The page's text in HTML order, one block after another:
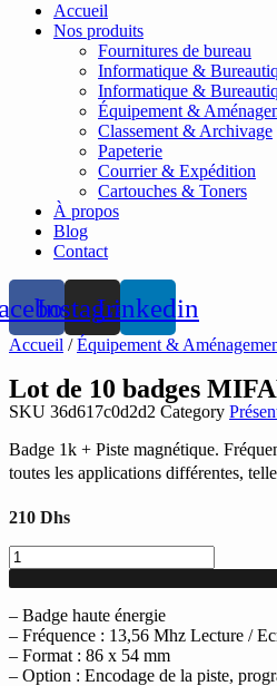
Accueil
Nos produits
Fournitures de bureau
Informatique &
Informatique &
Équipement &
Classement & Archivage
Papeterie
Courrier & Expédition
Cartouches & Toners
À propos
Blog
Contact
InstagramLinkedin
Accueil /Équipement &
Lot de 10 badges
SKU 36d617c0d2d2 Category
Badge 1k + Piste magnétique.
toutes les applications différentes,
210 Dhs
quantité
de
Lot
de
10
badges
MIFARE
– Badge haute énergie
– Fréquence : 13,56 Mhz Lecture /
– Format : 86 x 54 mm
– Option : Encodage de la piste,